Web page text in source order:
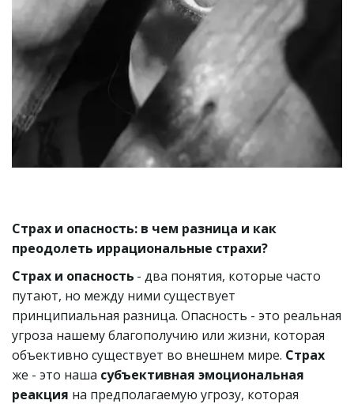
Страх и опасность: в чем разница и как
преодолеть иррациональные страхи?
Страх и опасность - два понятия, которые часто
путают, но между ними существует
принципиальная разница. Опасность - это реальная
угроза нашему благополучию или жизни, которая
объективно существует во внешнем мире. Страх
же - это наша субъективная эмоциональная
реакция на предполагаемую угрозу, которая